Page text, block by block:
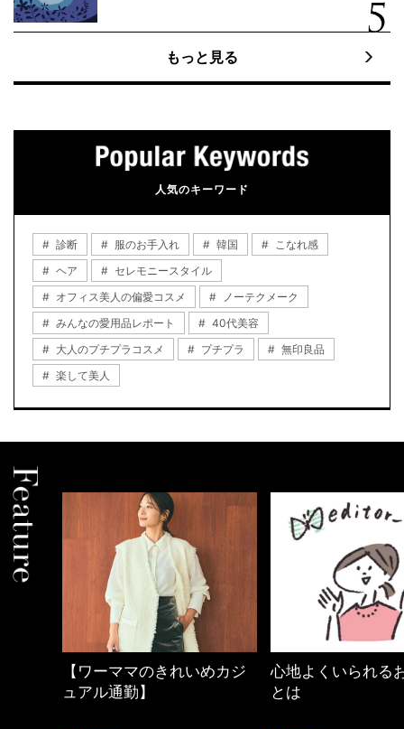
もっと見る
人気のキーワード
診断 服のお手入れ 韓国
こなれ感
ヘア
セレモニースタイル
オフィス美人の偏愛コスメ
ノーテクメーク
みんなの愛用品レポート
40代美容
大人のプチプラコスメ
プチプラ
無印良品
楽して美人
心地よくいられるおしゃれ
とは
優木まおみさん「
割。」